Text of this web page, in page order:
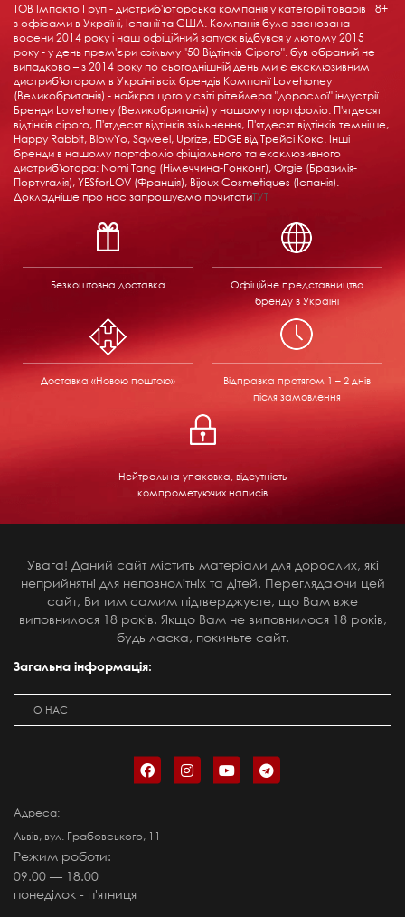
ТОВ Імпакто Груп - дистриб'юторська компанія у категорії товарів 18+ ​​
з офісами в Україні, Іспанії та США. Компанія була заснована
восени 2014 року і наш офіційний запуск відбувся у лютому 2015
року - у день прем'єри фільму "50 Відтінків Сірого". був обраний не
випадково – з 2014 року по сьогоднішній день ми є ексклюзивним
дистриб'ютором в Україні всіх брендів Компанії Lovehoney
(Великобританія) - найкращого у світі рітейлера "дорослої" індустрії.
Бренди Lovehoney (Великобританія) у нашому портфоліо: П'ятдесят
відтінків сірого, П'ятдесят відтінків звільнення, П'ятдесят відтінків темніше,
Happy Rabbit, BlowYo, Sqweel, Uprize, EDGE від Трейсі Кокс. Інші
бренди в нашому портфоліо фіціального та ексклюзивного
дистриб'ютора: Nomi Tang (Німеччина-Гонконг), Orgie (Бразилія-
Португалія), YESforLOV (Франція), Bijoux Cosmetiques (Іспанія).
Докладніше про нас запрошуємо почитатиТУТ
Безкоштовна доставка
Офіційне представництво
бренду в Україні
Доставка «Новою поштою» Відправка протягом 1 – 2 днів
після замовлення
Нейтральна упаковка, відсутність
компрометуючих написів
Увага! Даний сайт містить матеріали для дорослих, які
неприйнятні для неповнолітніх та дітей. Переглядаючи цей
сайт, Ви тим самим підтверджуєте, що Вам вже
виповнилося 18 років. Якщо Вам не виповнилося 18 років,
будь ласка, покиньте сайт.
Загальна інформація:
О НАС
Адреса:
Львів, вул. Грабовського, 11
Режим роботи:
09.00 — 18.00
понеділок - п'ятниця